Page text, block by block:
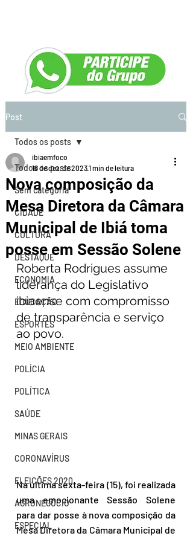
Post
Todos os posts
Sem categoria
CIDADE
CULTURA
DESTAQUE
ECONOMIA
EDUCAÇÃO
ESPORTES
MEIO AMBIENTE
POLÍCIA
POLÍTICA
SAÚDE
MINAS GERAIS
CORONAVÍRUS
ELEIÇÕES 2020
AGRONEGÓCIO
ESPECIAL
Todos os posts
Nova composição da
Mesa Diretora da Câmara
Municipal de Ibiá toma
posse em Sessão Solene
ibiaemfoco
18 de dez. de 20231 min de leitura
Roberta Rodrigues assume
liderança do Legislativo
ibiaense com compromisso
de transparência e serviço
ao povo.
Na última sexta-feira (15), foi realizada
uma emocionante Sessão Solene
para dar posse à nova composição da
Mesa Diretora da Câmara Municipal de